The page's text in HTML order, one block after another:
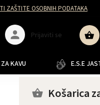
ZAŠTITE OSOBNIH PODATAKA
Prijaviti se
KAVU E.S.E
Košarica